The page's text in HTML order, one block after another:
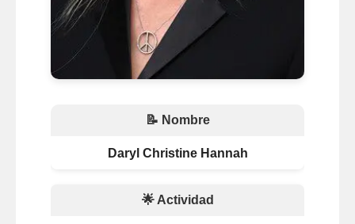
📝 Nombre
Daryl Christine Hannah
🌟 Actividad